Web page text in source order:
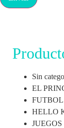
Sin
EL
FUTBOL
HELLO
JUEGOS